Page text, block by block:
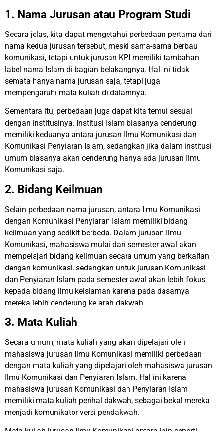
1. Nama Jurusan atau Program Studi
Secara jelas, kita dapat mengetahui perbedaan pertama dari
nama kedua jurusan tersebut, meski sama-sama berbau
komunikasi, tetapi untuk jurusan KPI memiliki tambahan
label nama Islam di bagian belakangnya. Hal ini tidak
semata hanya nama jurusan saja, tetapi juga
mempengaruhi mata kuliah di dalamnya.
Sementara itu, perbedaan juga dapat kita temui sesuai
dengan institusinya. Institusi Islam biasanya cenderung
memiliki keduanya antara jurusan Ilmu Komunikasi dan
Komunikasi Penyiaran Islam, sedangkan jika dalam institusi
umum biasanya akan cenderung hanya ada jurusan Ilmu
Komunikasi saja.
2. Bidang Keilmuan
Selain perbedaan nama jurusan, antara Ilmu Komunikasi
dengan Komunikasi Penyiaran Islam memiliki bidang
keilmuan yang sedikit berbeda. Dalam jurusan Ilmu
Komunikasi, mahasiswa mulai dari semester awal akan
mempelajari bidang keilmuan secara umum yang berkaitan
dengan komunikasi, sedangkan untuk jurusan Komunikasi
dan Penyiaran Islam pada semester awal akan lebih fokus
kepada bidang ilmu keislaman karena pada dasarnya
mereka lebih cenderung ke arah dakwah.
3. Mata Kuliah
Secara umum, mata kuliah yang akan dipelajari oleh
mahasiswa jurusan Ilmu Komunikasi memiliki perbedaan
dengan mata kuliah yang dipelajari oleh mahasiswa jurusan
Ilmu Komunikasi dan Penyiaran Islam. Hal ini karena
mahasiswa jurusan Komunikasi dan Penyiaran Islam
memiliki mata kuliah perihal dakwah, sebagai bekal mereka
menjadi komunikator versi pendakwah.